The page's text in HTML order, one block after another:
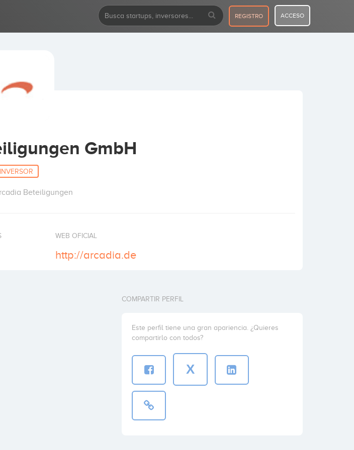
REGISTRO ACCESO
GmbH
INVERSOR
Beteiligungen
WEB OFICIAL
http://arcadia.de
COMPARTIR PERFIL
Este perfil tiene una gran apariencia. ¿Quieres
compartirlo con todos?
X